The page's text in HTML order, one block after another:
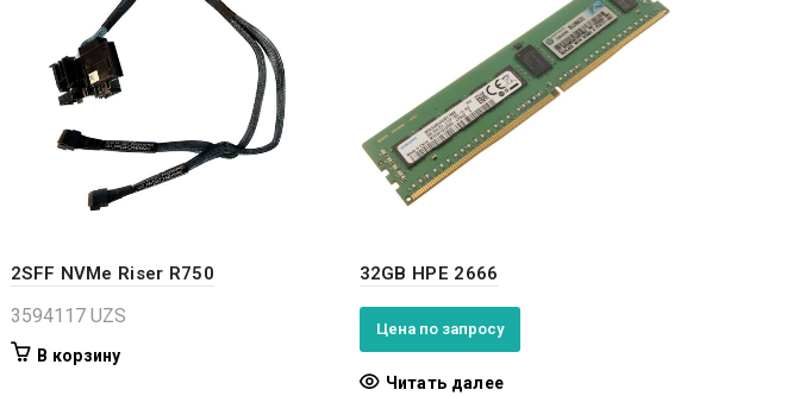
2SFF NVMe Riser R750
3594117 UZS
В корзину
32GB HPE 2666
Цена по запросу
Читать далее